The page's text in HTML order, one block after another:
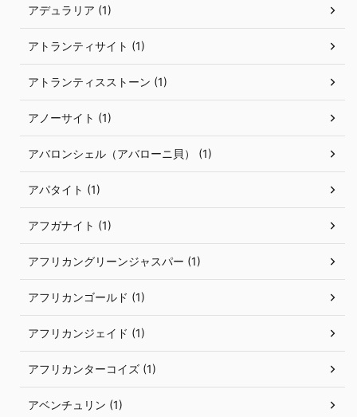
アデュラリア (1)
アトランティサイト (1)
アトランティスストーン (1)
アノーサイト (1)
アバロンシェル（アバローニ貝） (1)
アパタイト (1)
アフガナイト (1)
アフリカングリーンジャスパー (1)
アフリカンゴールド (1)
アフリカンジェイド (1)
アフリカンターコイズ (1)
アベンチュリン (1)